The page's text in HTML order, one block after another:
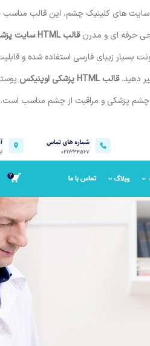
های کلینیک چشم، این قالب مناسب
قالب HTML سایت
2 فونت بسیار زیبای فارسی استفاده شده و
دهید.قالب HTML پزشکی اوپنیکس
پزشکی و مراقبت از چشم مناسب است.